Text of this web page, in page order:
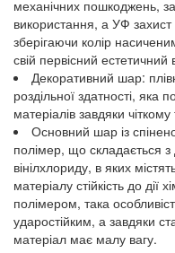
механічних пошкоджень,
використання, а УФ
зберігаючи колір
свій первісний естетичний
Декоративний шар:
роздільної здатності, яка
матеріалів завдяки
Основний шар із
полімер, що складається
вінілхлориду, в яких
матеріалу стійкість до
полімером, така
ударостійким, а завдяки
матеріал має малу вагу.